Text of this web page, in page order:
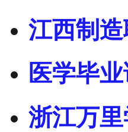
江西制
医学毕
浙江万